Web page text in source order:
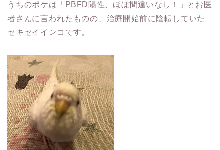
うちのポケは「PBFD陽性、ほぼ間違いなし！」とお医
者さんに言われたものの、治療開始前に陰転していた
セキセイインコです。